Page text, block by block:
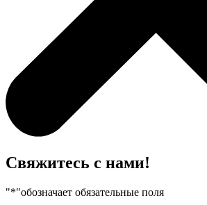
Свяжитесь с нами!
"*"обозначает обязательные поля